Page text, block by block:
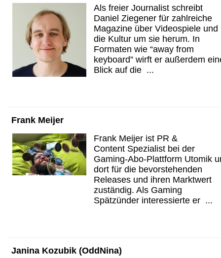
Als freier Journalist schreibt
Daniel Ziegener für zahlreiche
Magazine über Videospiele und
die Kultur um sie herum. In
Formaten wie “away from
keyboard” wirft er außerdem
Blick auf die ...
Frank Meijer
Frank Meijer ist PR &
Content Spezialist bei der
Gaming-Abo-Plattform Utomik
dort für die bevorstehenden
Releases und ihren Marktwert
zuständig. Als Gaming
Spätzünder interessierte er ...
Janina Kozubik (OddNina)